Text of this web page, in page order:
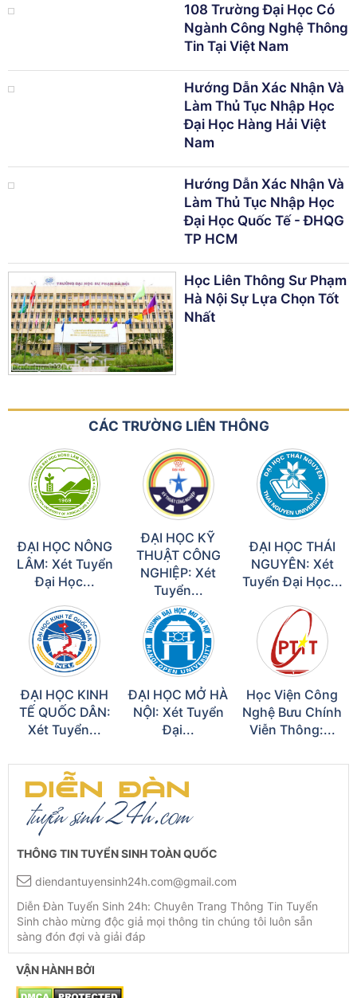
108 Trường Đại Học Có
Ngành Công Nghệ Thông
Tin Tại Việt Nam
Hướng Dẫn Xác Nhận Và
Làm Thủ Tục Nhập Học
Đại Học Hàng Hải Việt
Nam
Hướng Dẫn Xác Nhận Và
Làm Thủ Tục Nhập Học
Đại Học Quốc Tế - ĐHQG
TP HCM
Học Liên Thông Sư Phạm
Hà Nội Sự Lựa Chọn Tốt
Nhất
CÁC TRƯỜNG LIÊN THÔNG
ĐẠI HỌC NÔNG
LÂM: Xét Tuyển
Đại Học...
ĐẠI HỌC KỸ
THUẬT CÔNG
NGHIỆP: Xét
Tuyển...
ĐẠI HỌC THÁI
NGUYÊN: Xét
Tuyển Đại Học...
ĐẠI HỌC KINH
TẾ QUỐC DÂN:
Xét Tuyển...
ĐẠI HỌC MỞ HÀ
NỘI: Xét Tuyển
Đại...
Học Viện Công
Nghệ Bưu Chính
Viễn Thông:...
THÔNG TIN TUYỂN SINH TOÀN QUỐC
diendantuyensinh24h.com@gmail.com
Diễn Đàn Tuyển Sinh 24h: Chuyên Trang Thông Tin Tuyển
Sinh chào mừng độc giả mọi thông tin chúng tôi luôn sẵn
sàng đón đợi và giải đáp
VẬN HÀNH BỞI